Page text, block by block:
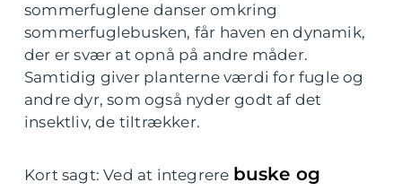
sommerfuglene danser omkring
sommerfuglebusken, får haven en dynamik,
der er svær at opnå på andre måder.
Samtidig giver planterne værdi for fugle og
andre dyr, som også nyder godt af det
insektliv, de tiltrækker.
Kort sagt: Ved at integrere buske og